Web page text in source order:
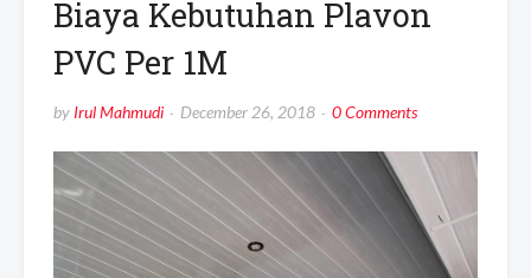
Biaya Kebutuhan Plavon
PVC Per 1M
by Irul Mahmudi December 26, 2018 0 Comments